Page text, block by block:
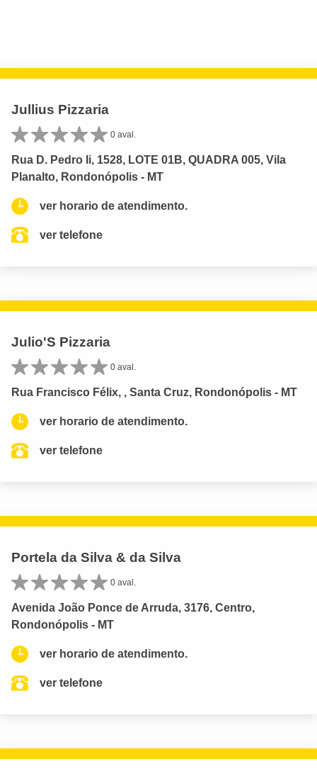
Jullius Pizzaria
0 aval.
Rua D. Pedro Ii, 1528, LOTE 01B, QUADRA 005, Vila
Planalto, Rondonópolis - MT
ver horario de atendimento.
ver telefone
Julio'S Pizzaria
0 aval.
Rua Francisco Félix, , Santa Cruz, Rondonópolis - MT
ver horario de atendimento.
ver telefone
Portela da Silva & da Silva
0 aval.
Avenida João Ponce de Arruda, 3176, Centro,
Rondonópolis - MT
ver horario de atendimento.
ver telefone